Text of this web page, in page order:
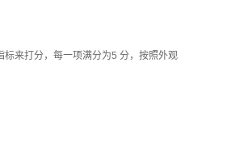
来打分，每一项满分为5 分，按照外观